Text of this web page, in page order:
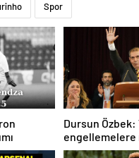
Spor
Dursun Özbek:
engellemelere
hedefimize